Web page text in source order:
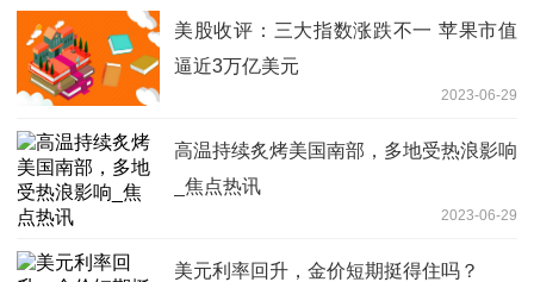
美股收评：三大指数涨跌不一 苹果市值
逼近3万亿美元
2023-06-29
高温持续炙烤美国南部，多地受热浪影响
_焦点热讯
2023-06-29
美元利率回升，金价短期挺得住吗？